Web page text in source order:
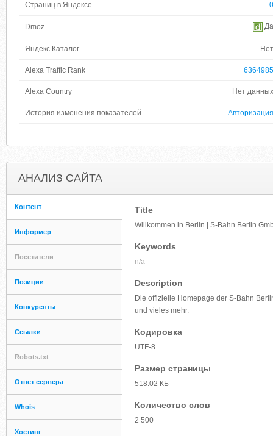
Страниц в Яндексе 0
Dmoz Да
Яндекс Каталог Нет
Alexa Traffic Rank 6364985
Alexa Country Нет данных
История изменения показателей Авторизация
АНАЛИЗ САЙТА
Контент
Информер
Посетители
Позиции
Конкуренты
Ссылки
Robots.txt
Ответ сервера
Whois
Хостинг
Title
Willkommen in Berlin | S-Bahn Berlin
Keywords
n/a
Description
Die offizielle Homepage der S-Bahn
und vieles mehr.
Кодировка
UTF-8
Размер страницы
518.02 КБ
Количество слов
2 500